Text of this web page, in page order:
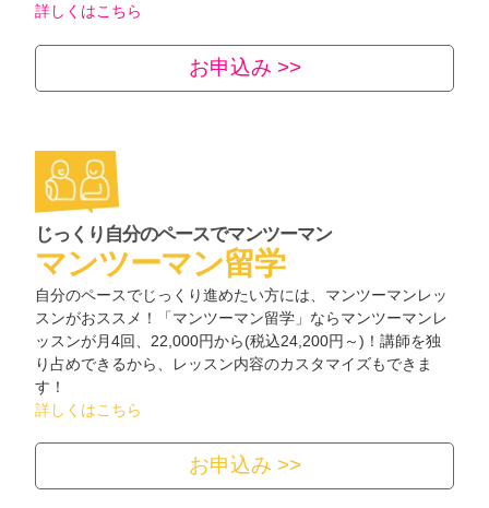
詳しくはこちら
お申込み >>
じっくり自分のペースでマンツーマン
マンツーマン留学
自分のペースでじっくり進めたい方には、マンツーマンレッ
スンがおススメ！「マンツーマン留学」ならマンツーマンレ
ッスンが月4回、22,000円から(税込24,200円～)！講師を独
り占めできるから、レッスン内容のカスタマイズもできま
す！
詳しくはこちら
お申込み >>